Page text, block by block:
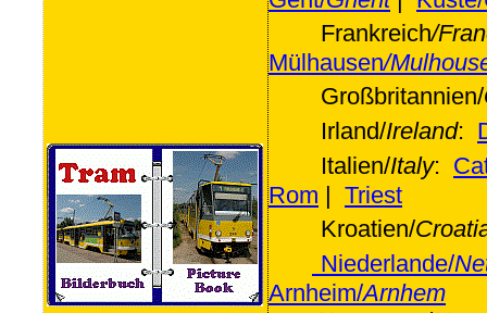
Frankreich/
Mülhausen/
Großbritannien/
Irland/Ireland:
Italien/Italy:
Rom | Triest
Kroatien/
Niederlande/
Arnheim/Arnhem